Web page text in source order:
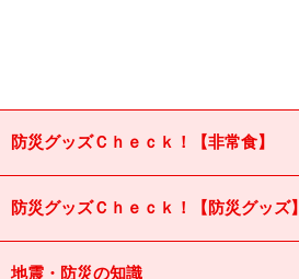
防災グッズＣｈｅｃｋ！【非常食】
防災グッズＣｈｅｃｋ！【防災グッズ】
地震・防災の知識